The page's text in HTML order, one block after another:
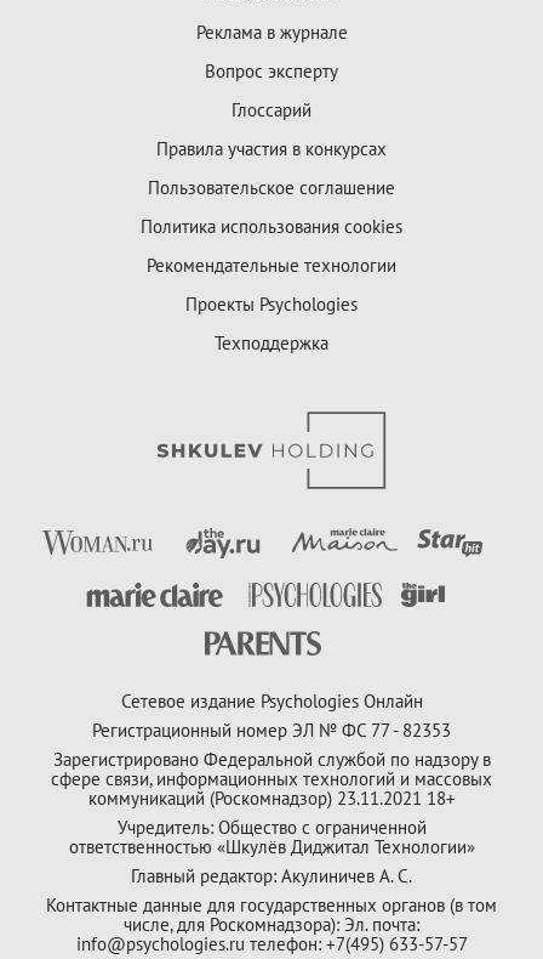
Реклама в журнале
Вопрос эксперту
Глоссарий
Правила участия в конкурсах
Пользовательское соглашение
Политика использования cookies
Рекомендательные технологии
Проекты Psychologies
Техподдержка
Сетевое издание Psychologies Онлайн
Регистрационный номер ЭЛ № ФС 77 - 82353
Зарегистрировано Федеральной службой по надзору в
сфере связи, информационных технологий и массовых
коммуникаций (Роскомнадзор) 23.11.2021 18+
Учредитель: Общество с ограниченной
ответственностью «Шкулёв Диджитал Технологии»
Главный редактор: Акулиничев А. С.
Контактные данные для государственных органов (в том
числе, для Роскомнадзора): Эл. почта:
info@psychologies.ru телефон: +7(495) 633-57-57